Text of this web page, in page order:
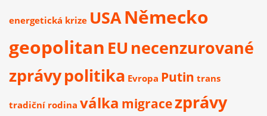
energetická krize USANěmecko
geopolitan EUnecenzurované
zprávypolitika Evropa Putin trans
tradiční rodina válka migracezprávy